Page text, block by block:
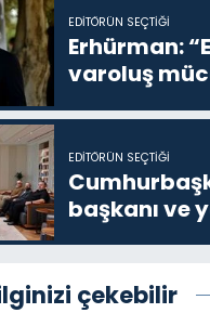
EDITÖRÜN SEÇTIĞI
Erhürman:
varoluş
EDITÖRÜN SEÇTIĞI
başkanı ve
çekebilir